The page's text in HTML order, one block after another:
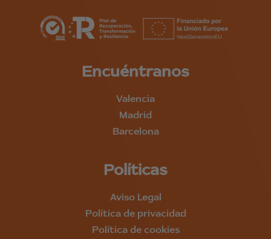
Encuéntranos
Valencia
Madrid
Barcelona
Políticas
Aviso Legal
Política de privacidad
Política de cookies